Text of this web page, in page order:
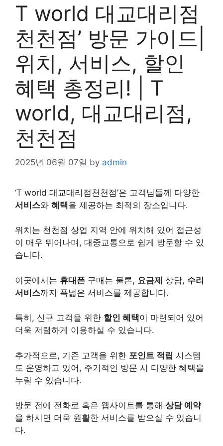
T world 대교대리점
천천점’ 방문 가이드|
위치, 서비스, 할인
혜택 총정리! | T
world, 대교대리점,
천천점
2025년 06월 07일 by admin
‘T world 대교대리점천천점’은 고객님들께 다양한
서비스와 혜택을 제공하는 최적의 장소입니다.
위치는 천천점 상업 지역 안에 위치해 있어 접근성
이 매우 뛰어나며, 대중교통으로 쉽게 방문할 수 있
습니다.
이곳에서는 휴대폰 구매는 물론, 요금제 상담, 수리
서비스까지 폭넓은 서비스를 제공합니다.
특히, 신규 고객을 위한 할인 혜택이 마련되어 있어
더욱 저렴하게 이용하실 수 있습니다.
추가적으로, 기존 고객을 위한 포인트 적립 시스템
도 운영하고 있어, 주기적인 방문 시 다양한 혜택을
누릴 수 있습니다.
방문 전에 전화로 혹은 웹사이트를 통해 상담 예약
을 하시면 더욱 원활한 서비스를 받으실 수 있습니
다.